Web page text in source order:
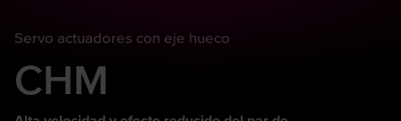
Servo actuadores con eje hueco
CHM